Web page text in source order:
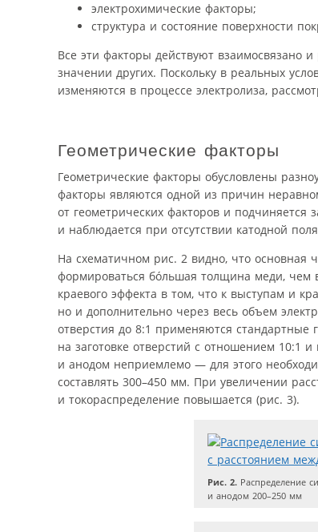
электрохимические факторы;
структура и состояние поверхности
Все эти факторы действуют взаимосвязано
значении других. Поскольку в реальных
изменяются в процессе электролиза,
Геометрические факторы
Геометрические факторы обусловлены
факторы являются одной из причин
от геометрических факторов и
и наблюдается при отсутствии катодной
На схематичном рис. 2 видно, что основная
формироваться бóльшая толщина меди, чем
краевого эффекта в том, что к выступам и
но и дополнительно через весь объем
отверстия до 8:1 применяются
на заготовке отверстий с отношением 10:1
и анодом неприемлемо — для этого
составлять 300–450 мм. При увеличении
и токораспределение повышается (рис. 3).
Рис. 2. Распределение
и анодом 200–250 мм